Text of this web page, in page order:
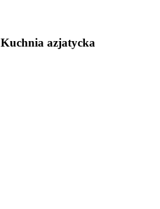
Kuchnia azjatycka